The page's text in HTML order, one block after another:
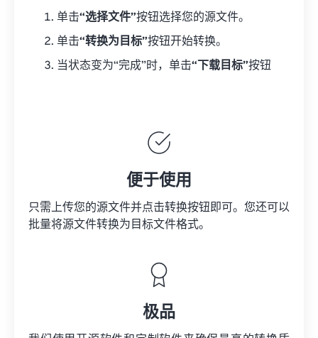
单击“选择文件”按钮选择您的源文件。
单击“转换为目标”按钮开始转换。
当状态变为“完成”时，单击“下载目标”按钮
便于使用
只需上传您的源文件并点击转换按钮即可。您还可以
批量将源文件转换为目标文件格式。
极品